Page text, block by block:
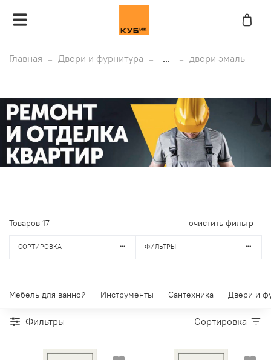
Главная Двери и фурнитура ... двери эмаль
Товаров 17 очистить фильтр
СОРТИРОВКА ФИЛЬТРЫ
Мебель для ванной Инструменты Сантехника Двери и
Фильтры Сортировка